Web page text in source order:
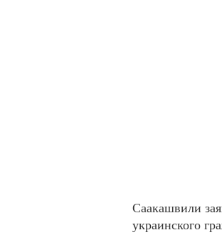
Саакашвили
украинского